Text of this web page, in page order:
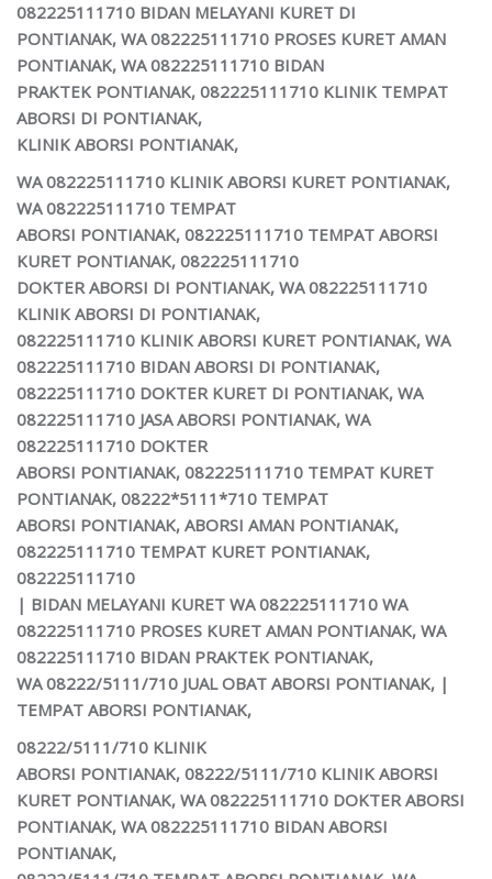
082225111710 BIDAN MELAYANI KURET DI
PONTIANAK, WA 082225111710 PROSES KURET AMAN
PONTIANAK, WA 082225111710 BIDAN
PRAKTEK PONTIANAK, 082225111710 KLINIK TEMPAT
ABORSI DI PONTIANAK,
KLINIK ABORSI PONTIANAK,
WA 082225111710 KLINIK ABORSI KURET PONTIANAK,
WA 082225111710 TEMPAT
ABORSI PONTIANAK, 082225111710 TEMPAT ABORSI
KURET PONTIANAK, 082225111710
DOKTER ABORSI DI PONTIANAK, WA 082225111710
KLINIK ABORSI DI PONTIANAK,
082225111710 KLINIK ABORSI KURET PONTIANAK, WA
082225111710 BIDAN ABORSI DI PONTIANAK,
082225111710 DOKTER KURET DI PONTIANAK, WA
082225111710 JASA ABORSI PONTIANAK, WA
082225111710 DOKTER
ABORSI PONTIANAK, 082225111710 TEMPAT KURET
PONTIANAK, 08222*5111*710 TEMPAT
ABORSI PONTIANAK, ABORSI AMAN PONTIANAK,
082225111710 TEMPAT KURET PONTIANAK,
082225111710
| BIDAN MELAYANI KURET WA 082225111710 WA
082225111710 PROSES KURET AMAN PONTIANAK, WA
082225111710 BIDAN PRAKTEK PONTIANAK,
WA 08222/5111/710 JUAL OBAT ABORSI PONTIANAK, |
TEMPAT ABORSI PONTIANAK,
08222/5111/710 KLINIK
ABORSI PONTIANAK, 08222/5111/710 KLINIK ABORSI
KURET PONTIANAK, WA 082225111710 DOKTER ABORSI
PONTIANAK, WA 082225111710 BIDAN ABORSI
PONTIANAK,